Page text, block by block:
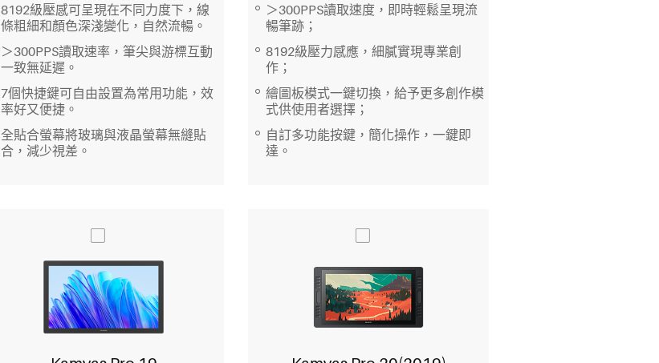
8192級壓感可呈現在不同力度下，線
條粗細和顏色深淺變化，自然流暢。
＞300PPS讀取速率，筆尖與游標互動
一致無延遲。
7個快捷鍵可自由設置為常用功能，效
率好又便捷。
全貼合螢幕將玻璃與液晶螢幕無縫貼
合，減少視差。
＞300PPS讀取速度，即時輕鬆呈現流
暢筆跡；
8192級壓力感應，細膩實現專業創
作；
繪圖板模式一鍵切換，給予更多創作模
式供使用者選擇；
自訂多功能按鍵，簡化操作，一鍵即
達。